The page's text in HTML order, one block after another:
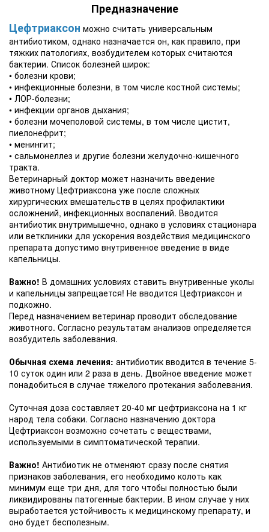
Предназначение
Цефтриаксон можно считать универсальным
антибиотиком, однако назначается он, как правило, при
тяжких патологиях, возбудителем которых считаются
бактерии. Список болезней широк:
• болезни крови;
• инфекционные болезни, в том числе костной системы;
• ЛОР-болезни;
• инфекции органов дыхания;
• болезни мочеполовой системы, в том числе цистит,
пиелонефрит;
• менингит;
• сальмонеллез и другие болезни желудочно-кишечного
тракта.
Ветеринарный доктор может назначить введение
животному Цефтриаксона уже после сложных
хирургических вмешательств в целях профилактики
осложнений, инфекционных воспалений. Вводится
антибиотик внутримышечно, однако в условиях стационара
или ветклиники для ускорения воздействия медицинского
препарата допустимо внутривенное введение в виде
капельницы.
Важно! В домашних условиях ставить внутривенные уколы
и капельницы запрещается! Не вводится Цефтриаксон и
подкожно.
Перед назначением ветеринар проводит обследование
животного. Согласно результатам анализов определяется
возбудитель заболевания.
Обычная схема лечения: антибиотик вводится в течение 5-
10 суток один или 2 раза в день. Двойное введение может
понадобиться в случае тяжелого протекания заболевания.
Суточная доза составляет 20-40 мг цефтриаксона на 1 кг
народ тела собаки. Согласно назначению доктора
Цефтриаксон возможно сочетать с веществами,
используемыми в симптоматической терапии.
Важно! Антибиотик не отменяют сразу после снятия
признаков заболевания, его необходимо колоть как
минимум еще три дня, для того чтобы полностью были
ликвидированы патогенные бактерии. В ином случае у них
выработается устойчивость к медицинскому препарату, и
оно будет бесполезным.